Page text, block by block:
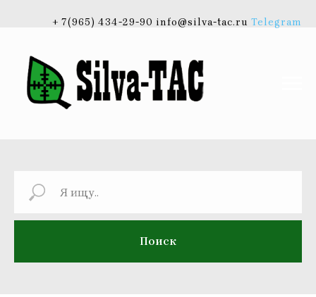
+ 7(965) 434-29-90 info@silva-tac.ru Telegram
Поиск